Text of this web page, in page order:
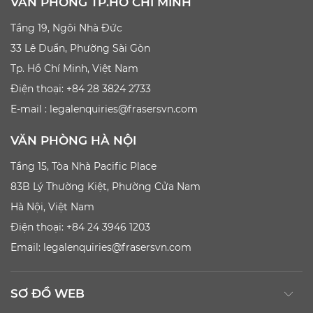
Tầng 19, Ngôi Nhà Đức
33 Lê Duẩn, Phường Sài Gòn
Tp. Hồ Chí Minh, Việt Nam
Điện thoại: +84 28 3824 2733
E-mail : legalenquiries@frasersvn.com
VĂN PHÒNG HÀ NỘI
Tầng 15, Tòa Nhà Pacific Place
83B Lý Thường Kiệt, Phường Cửa Nam
Hà Nội, Việt Nam
Điện thoại: +84 24 3946 1203
Email: legalenquiries@frasersvn.com
SƠ ĐỒ WEB